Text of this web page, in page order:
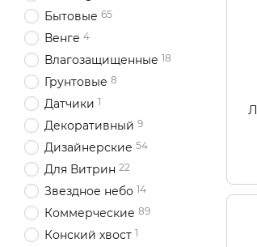
Бытовые 65
Венге 4
Влагозащищенные 18
Грунтовые 8
Датчики 1
Декоративный 9
Дизайнерские 54
Для Витрин 22
Звездное небо 14
Коммерческие 89
Конский хвост 1